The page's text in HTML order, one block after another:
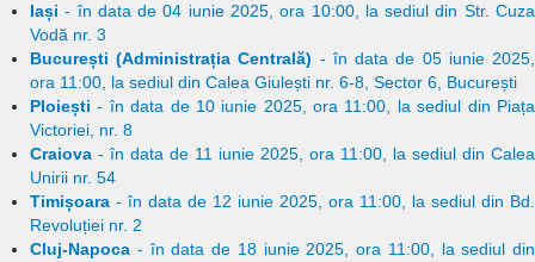
Iași - în data de 04 iunie 2025, ora 10:00, la sediul din Str. Cuza
Vodă nr. 3
București (Administrația Centrală) - în data de 05 iunie 2025,
ora 11:00, la sediul din Calea Giulești nr. 6-8, Sector 6, București
Ploiești - în data de 10 iunie 2025, ora 11:00, la sediul din Piața
Victoriei, nr. 8
Craiova - în data de 11 iunie 2025, ora 11:00, la sediul din Calea
Unirii nr. 54
Timișoara - în data de 12 iunie 2025, ora 11:00, la sediul din Bd.
Revoluției nr. 2
Cluj-Napoca - în data de 18 iunie 2025, ora 11:00, la sediul din